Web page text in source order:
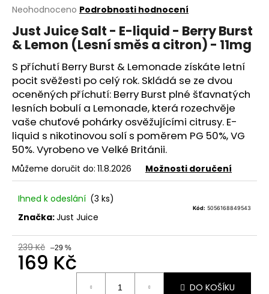
Průměrné
produktu
je
z
5
hvězdiček.
Neohodnoceno Podrobnosti hodnocení
Just Juice Salt - E-liquid - Berry Burst
& Lemon (Lesní směs a citron) - 11mg
S příchutí Berry Burst & Lemonade získáte letní
pocit svěžesti po celý rok. Skládá se ze dvou
oceněných příchutí: Berry Burst plné šťavnatých
lesních bobulí a Lemonade, která rozechvěje
vaše chuťové pohárky osvěžujícími citrusy. E-
liquid s nikotinovou solí s poměrem PG 50%,VG
50%. Vyrobeno ve Velké Británii.
Můžeme doručit do: 11.8.2026 Možnosti doručení
Ihned k odeslání (3 ks)
Kód: 5056168849543
Značka:Just Juice
239 Kč –29 %
169 Kč
DO KOŠÍKU
a
j
í
t
?
HLEDAT
D
o
p
o
u